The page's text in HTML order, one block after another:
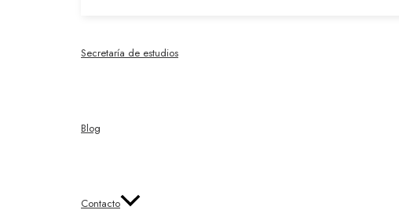
Secretaría de estudios
Blog
Contacto